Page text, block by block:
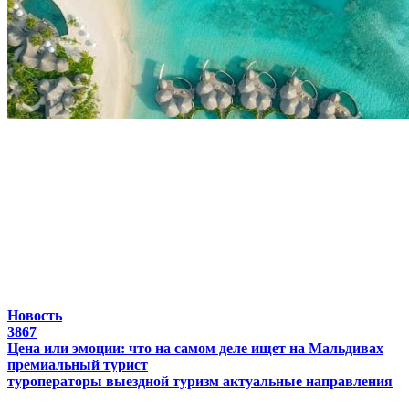
Новость
3867
Цена или эмоции: что на самом деле ищет на Мальдивах
премиальный турист
туроператоры выездной туризм актуальные направления